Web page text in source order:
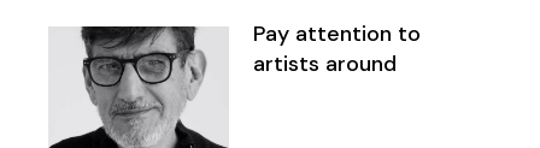
Pay attention to
artists around